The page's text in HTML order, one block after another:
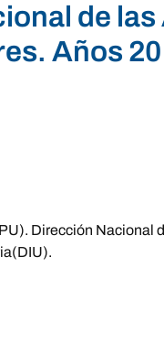
de
Años
Dirección Nacional